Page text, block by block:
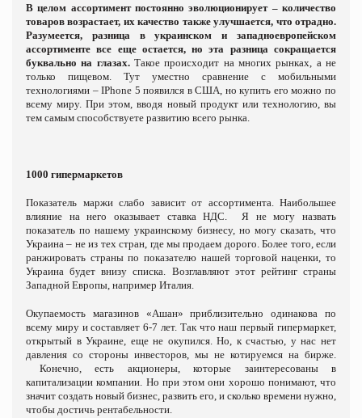
В целом ассортимент постоянно эволюционирует – количество
товаров возрастает, их качество также улучшается, что отрадно.
Разумеется, разница в украинском и западноевропейском
ассортименте все еще остается, но эта разница сокращается
буквально на глазах.Такое происходит на многих рынках, а не
только пищевом. Тут уместно сравнение с мобильными
технологиями – IPhone 5 появился в США, но купить его можно по
всему миру. При этом, вводя новый продукт или технологию, вы
тем самым способствуете развитию всего рынка.
1000 гипермаркетов
Показатель маржи слабо зависит от ассортимента. Наибольшее
влияние на него оказывает ставка НДС. Я не могу назвать
показатель по нашему украинскому бизнесу, но могу сказать, что
Украина – не из тех стран, где мы продаем дорого. Более того, если
ранжировать страны по показателю нашей торговой наценки, то
Украина будет внизу списка. Возглавляют этот рейтинг страны
Западной Европы, например Италия.
Окупаемость магазинов «Ашан» приблизительно одинакова по
всему миру и составляет 6-7 лет. Так что наш первый гипермаркет,
открытый в Украине, еще не окупился. Но, к счастью, у нас нет
давления со стороны инвесторов, мы не котируемся на бирже.
Конечно, есть акционеры, которые заинтересованы в
капитализации компании. Но при этом они хорошо понимают, что
значит создать новый бизнес, развить его, и сколько времени нужно,
чтобы достичь рентабельности.